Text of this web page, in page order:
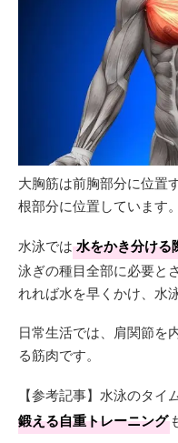
大胸筋は前胸部分に位置
根部分に位置しています。
水泳では 水をかき分ける
泳ぎの種目全部に必要と
れれば水を早くかけ、水
日常生活では、肩関節を
る筋肉です。
【参考記事】水泳のタ
鍛える自重トレーニング